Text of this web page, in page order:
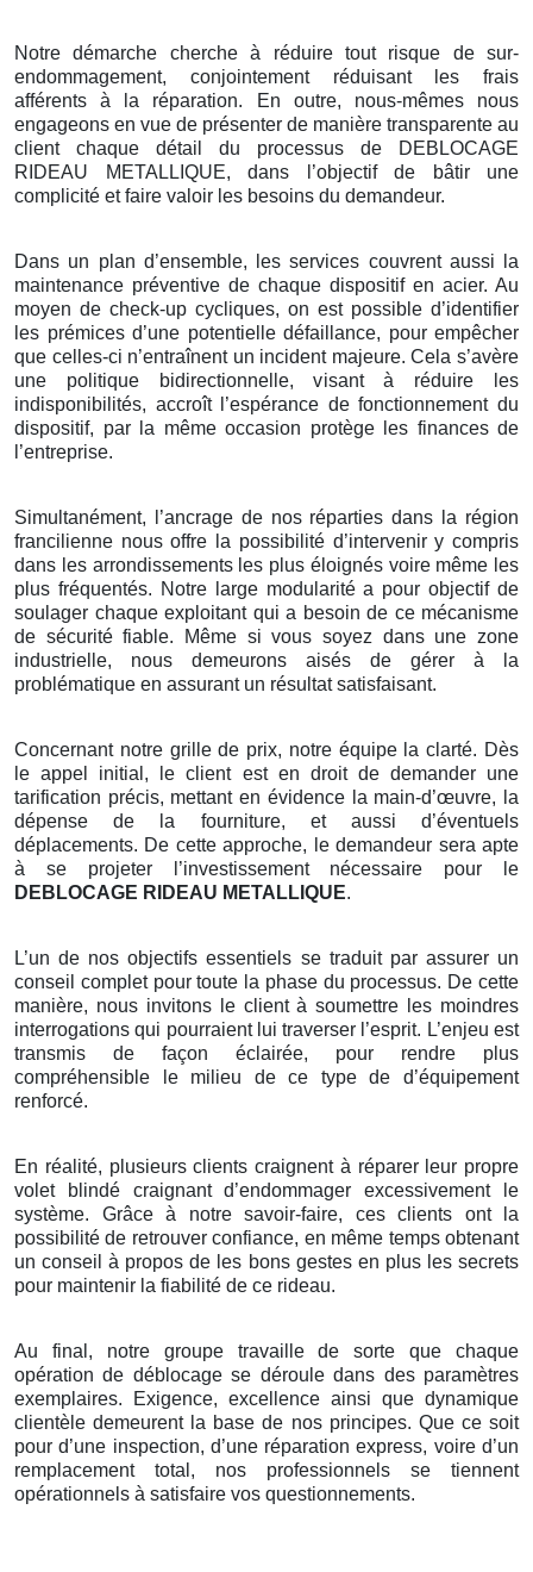
Notre démarche cherche à réduire tout risque de sur-
endommagement, conjointement réduisant les frais
afférents à la réparation. En outre, nous-mêmes nous
engageons en vue de présenter de manière transparente au
client chaque détail du processus de DEBLOCAGE
RIDEAU METALLIQUE, dans l’objectif de bâtir une
complicité et faire valoir les besoins du demandeur.
Dans un plan d’ensemble, les services couvrent aussi la
maintenance préventive de chaque dispositif en acier. Au
moyen de check-up cycliques, on est possible d’identifier
les prémices d’une potentielle défaillance, pour empêcher
que celles-ci n’entraînent un incident majeure. Cela s’avère
une politique bidirectionnelle, visant à réduire les
indisponibilités, accroît l’espérance de fonctionnement du
dispositif, par la même occasion protège les finances de
l’entreprise.
Simultanément, l’ancrage de nos réparties dans la région
francilienne nous offre la possibilité d’intervenir y compris
dans les arrondissements les plus éloignés voire même les
plus fréquentés. Notre large modularité a pour objectif de
soulager chaque exploitant qui a besoin de ce mécanisme
de sécurité fiable. Même si vous soyez dans une zone
industrielle, nous demeurons aisés de gérer à la
problématique en assurant un résultat satisfaisant.
Concernant notre grille de prix, notre équipe la clarté. Dès
le appel initial, le client est en droit de demander une
tarification précis, mettant en évidence la main-d’œuvre, la
dépense de la fourniture, et aussi d’éventuels
déplacements. De cette approche, le demandeur sera apte
à se projeter l’investissement nécessaire pour le
DEBLOCAGE RIDEAU METALLIQUE.
L’un de nos objectifs essentiels se traduit par assurer un
conseil complet pour toute la phase du processus. De cette
manière, nous invitons le client à soumettre les moindres
interrogations qui pourraient lui traverser l’esprit. L’enjeu est
transmis de façon éclairée, pour rendre plus
compréhensible le milieu de ce type de d’équipement
renforcé.
En réalité, plusieurs clients craignent à réparer leur propre
volet blindé craignant d’endommager excessivement le
système. Grâce à notre savoir-faire, ces clients ont la
possibilité de retrouver confiance, en même temps obtenant
un conseil à propos de les bons gestes en plus les secrets
pour maintenir la fiabilité de ce rideau.
Au final, notre groupe travaille de sorte que chaque
opération de déblocage se déroule dans des paramètres
exemplaires. Exigence, excellence ainsi que dynamique
clientèle demeurent la base de nos principes. Que ce soit
pour d’une inspection, d’une réparation express, voire d’un
remplacement total, nos professionnels se tiennent
opérationnels à satisfaire vos questionnements.